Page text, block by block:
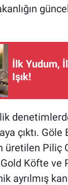
İlk Yudum,
Işık!
çıktı. Göle
üretilen Piliç
Köfte ve
ayrılmış